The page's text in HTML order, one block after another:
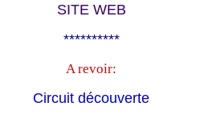
SITE WEB
**********
A revoir:
Circuit découverte